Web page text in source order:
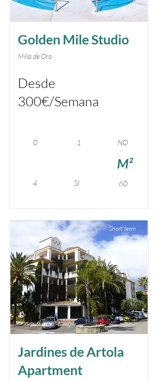
Golden Mile Studio
Milla de Oro
Desde
300€/Semana
0
4
1
SI
NO
M²
60
Short term
Jardines de Artola
Apartment